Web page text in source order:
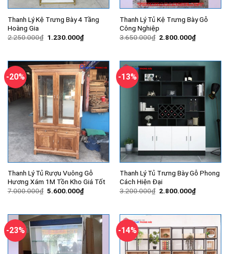
Thanh Lý Kệ Trưng Bày 4 Tầng
Hoàng Gia
2.250.000₫ Giá
1.230.000₫Giá
hiện
1.230.000₫.
Thanh Lý Tủ Kệ Trưng Bày Gỗ
Công Nghiệp
3.650.000₫ Giá
2.800.000₫Giá
hiện
-20%
Thanh Lý Tủ Rượu Vuông Gỗ
Hương Xám 1M Tồn Kho Giá Tốt
7.000.000₫ Giá
5.600.000₫Giá
hiện
5.600.000₫.
-13%
Thanh Lý Tủ Trưng Bày Gỗ Phong
Cách Hiện Đại
3.200.000₫ Giá
2.800.000₫Giá
hiện
-23% -14%